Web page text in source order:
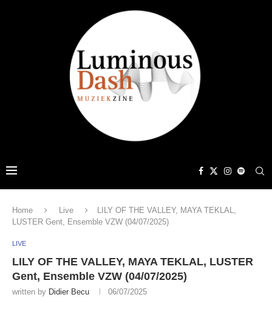
Home Live
LILY OF THE VALLEY, MAYA TEKLAL,
LUSTER Gent, Ensemble VZW (04/07/2025)
LIVE
LILY OF THE VALLEY, MAYA TEKLAL, LUSTER
Gent, Ensemble VZW (04/07/2025)
written by Didier Becu 06/07/2025